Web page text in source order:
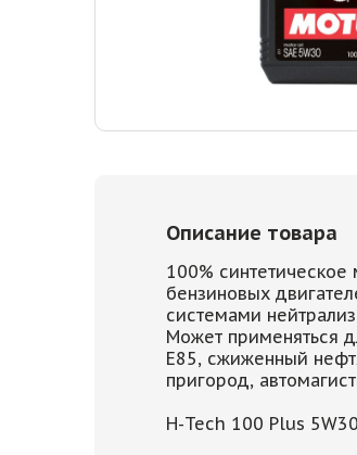
Описание товара
100%
бензиновых
системами
Может применяться
Е85, сжиженный
пригород,
H-Tech 100 Plus